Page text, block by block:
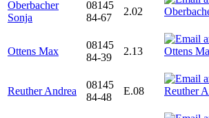
Oberbacher
Sonja
08145
84-67
2.02
Ottens Max
08145
84-39
2.13
Reuther Andrea
08145
84-48
E.08